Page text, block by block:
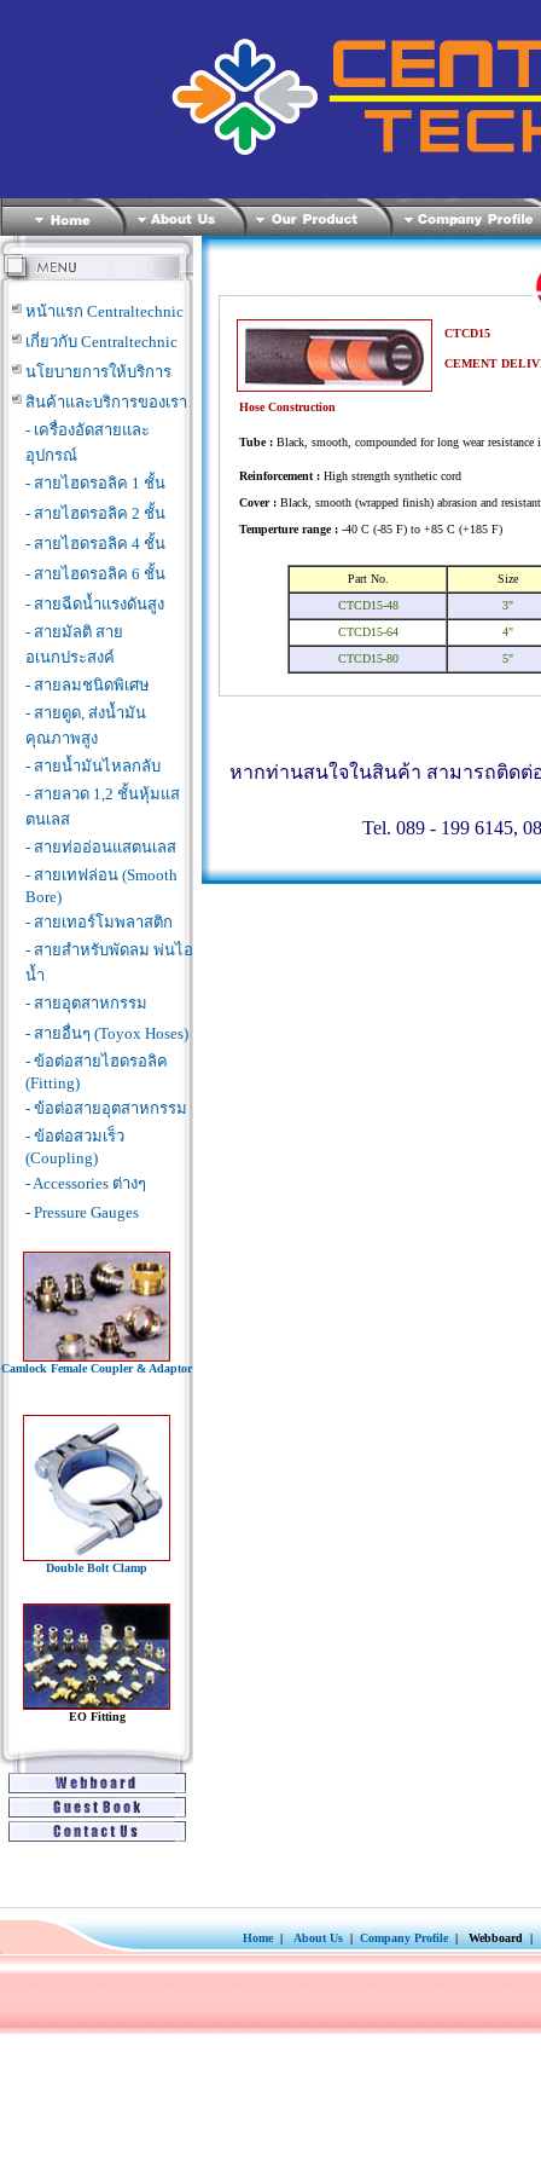
หน้าแรก Centraltechnic
เกี่ยวกับ Centraltechnic
นโยบายการให้บริการ
สินค้าและบริการของเรา
- เครื่องอัดสายและ
อุปกรณ์
- สายไฮดรอลิค 1 ชั้น
- สายไฮดรอลิค 2 ชั้น
- สายไฮดรอลิค 4 ชั้น
- สายไฮดรอลิค 6 ชั้น
- สายฉีดน้ำแรงดันสูง
- สายมัลติ สาย
อเนกประสงค์
- สายลมชนิดพิเศษ
- สายดูด, ส่งน้ำมัน
คุณภาพสูง
- สายน้ำมันไหลกลับ
- สายลวด 1,2 ชั้นหุ้มแส
ตนเลส
- สายท่ออ่อนแสตนเลส
- สายเทฟล่อน (Smooth
Bore)
- สายเทอร์โมพลาสติก
- สายสำหรับพัดลม พ่นไอ
น้ำ
- สายอุตสาหกรรม
- สายอื่นๆ (Toyox Hoses)
- ข้อต่อสายไฮดรอลิค
(Fitting)
- ข้อต่อสายอุตสาหกรรม
- ข้อต่อสวมเร็ว
(Coupling)
- Accessories ต่างๆ
- Pressure Gauges
Camlock Female Coupler & Adaptor
Double Bolt Clamp
EO Fitting
CTCD15
CEMENT
Hose Construction
Tube : Black, smooth, compounded for long wear
Reinforcement : High strength synthetic cord
Cover : Black, smooth (wrapped finish) abrasion and
Temperture range : -40 C (-85 F) to +85 C (+185 F)
Part No.
Size
CTCD15-48
3"
CTCD15-64
4"
CTCD15-80
5"
หากท่านสนใจในสินค้า สามารถติด
Tel. 089 - 199 6145,
Home|About Us|Company Profile| Webboard |